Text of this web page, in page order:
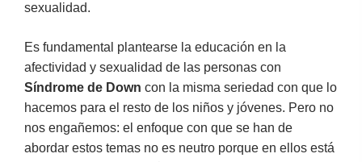
sexualidad.
Es fundamental plantearse la educación en la
afectividad y sexualidad de las personas con
Síndrome de Down con la misma seriedad con que lo
hacemos para el resto de los niños y jóvenes. Pero no
nos engañemos: el enfoque con que se han de
abordar estos temas no es neutro porque en ellos está